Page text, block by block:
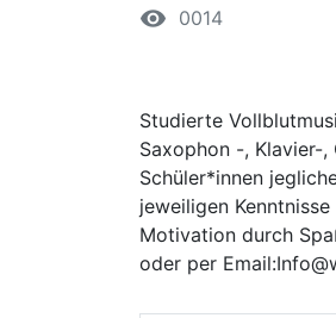
remove_red_eye 0014
Studierte
Saxophon -, Klavier-
Schüler*innen
jeweiligen
Motivation durch
oder per